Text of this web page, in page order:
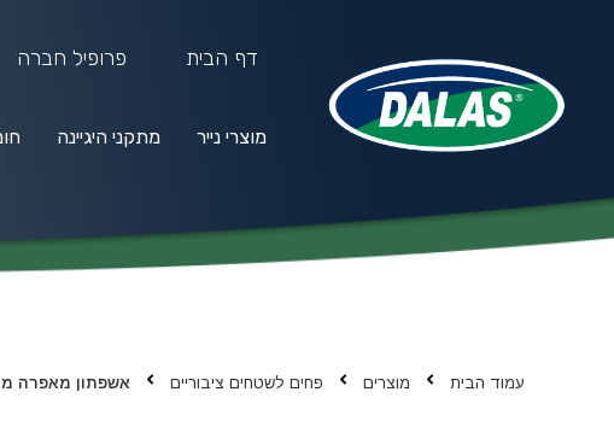
דף הבית פרופיל חברה
מוצרי נייר מתקני היגיינה
עמוד הבית מוצרים פחים לשטחים ציבוריים אשפתון מאפרה